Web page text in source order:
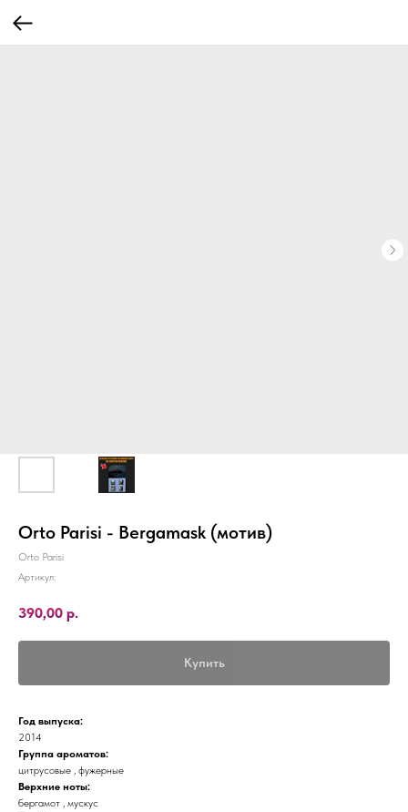
Orto Parisi - Bergamask (мотив)
Orto Parisi
Артикул:
390,00 р.
Купить
Год выпуска:
2014
Группа ароматов:
цитрусовые , фужерные
Верхние ноты:
бергамот , мускус